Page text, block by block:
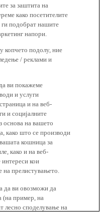
за заштита на
како посетителите
ги подобрат нашите
напори.
копчето подолу, ние
/ реклами и
ви покажеме
и услуги
и на веб-
и социјалните
основа на вашето
како што се производи
кошница за
како и на веб-
кои
на прелистувањето.
да ви овозможи да
(на пример, на
лесно споделување на